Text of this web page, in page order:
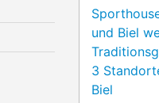
und Biel
3
Biel